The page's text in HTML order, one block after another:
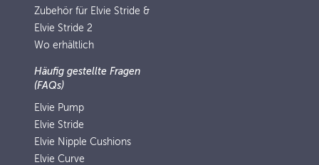
Zubehör für Elvie Stride &
Elvie Stride 2
Wo erhältlich
Häufig gestellte Fragen
(FAQs)
Elvie Pump
Elvie Stride
Elvie Nipple Cushions
Elvie Curve